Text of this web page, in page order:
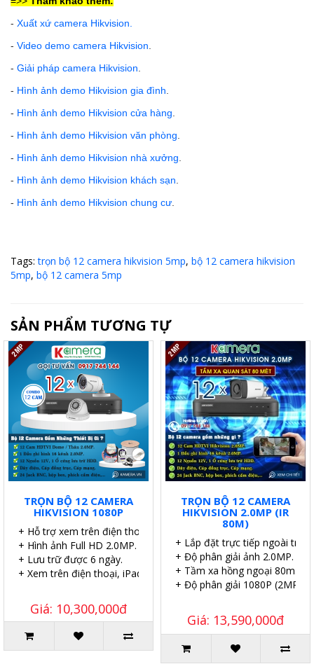
- Xuất xứ camera Hikvision.
- Video demo camera Hikvision.
- Giải pháp camera Hikvision.
- Hình ảnh demo Hikvision gia đình.
- Hình ảnh demo Hikvision cửa hàng.
- Hình ảnh demo Hikvision văn phòng.
- Hình ảnh demo Hikvision nhà xưởng.
- Hình ảnh demo Hikvision khách sạn.
- Hình ảnh demo Hikvision chung cư.
Tags:trọn bộ 12 camera hikvision 5mp, bộ 12 camera hikvision
5mp, bộ 12 camera 5mp
SẢN PHẨM TƯƠNG TỰ
TRỌN BỘ 12 CAMERA
HIKVISION 1080P
+ Hỗ trợ xem trên điện thoại.
+ Hình ảnh Full HD 2.0MP.
+ Lưu trữ được 6 ngày.
+ Xem trên điện thoại, iPad,..
Giá: 10,300,000đ
TRỌN BỘ 12 CAMERA
HIKVISION 2.0MP (IR
80M)
+ Lắp đặt trực tiếp ngoài trời.
+ Độ phân giải ảnh 2.0MP.
+ Tầm xa hồng ngoại 80m.
+ Độ phân giải 1080P (2MP).
Giá: 13,590,000đ